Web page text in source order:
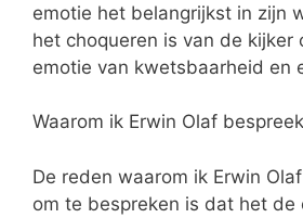
emotie het belangrijkst in zijn
het choqueren is van de kijker
emotie van kwetsbaarheid en
Waarom ik Erwin Olaf
De reden waarom ik Erwin
om te bespreken is dat het